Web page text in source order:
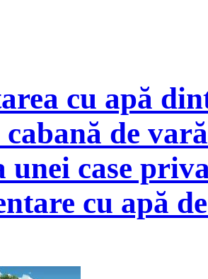
cu apă
cabană de
unei case
cu apă